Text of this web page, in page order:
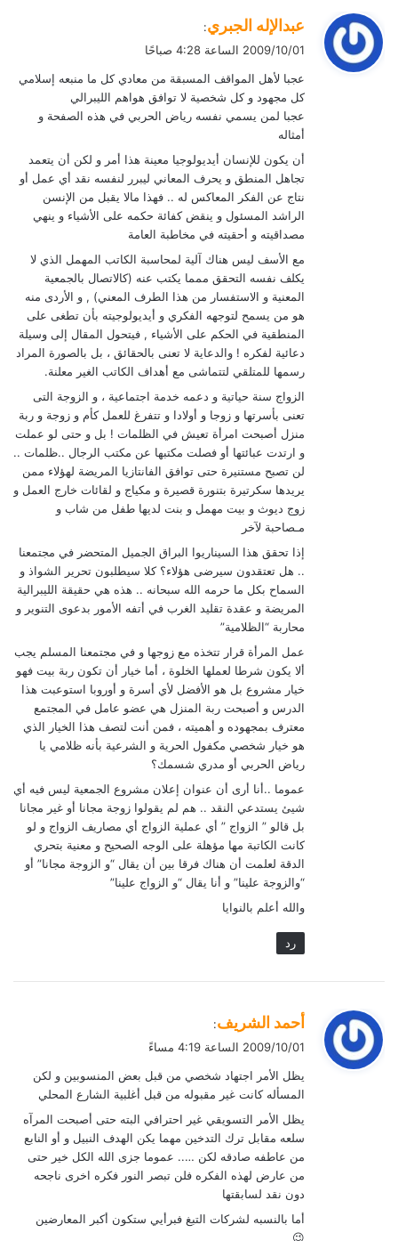
ي
ل
عبدالإله الجبري:
2009/10/01 الساعة 4:28 صباحًا
عجبا لأهل المواقف المسبقة من معادي كل ما منبعه إسلامي
كل مجهود و كل شخصية لا توافق هواهم الليبرالي
عجبا لمن يسمي نفسه رياض الحربي في هذه الصفحة و
أمثاله
أن يكون للإنسان أيديولوجيا معينة هذا أمر و لكن أن يتعمد
تجاهل المنطق و يحرف المعاني ليبرر لنفسه نقد أي عمل أو
نتاج عن الفكر المعاكس له .. فهذا مالا يقبل من الإنسن
الراشد المسئول و ينقض كفائة حكمه على الأشياء و ينهي
مصداقيته و أحقيته في مخاطبة العامة
مع الأسف ليس هناك آلية لمحاسبة الكاتب المهمل الذي لا
يكلف نفسه التحقق ممما يكتب عنه (كالاتصال بالجمعية
المعنية و الاستفسار من هذا الطرف المعني) , و الأردى منه
هو من يسمح لتوجهه الفكري و أيديولوجيته بأن تطغى على
المنطقية في الحكم على الأشياء , فيتحول المقال إلى وسيلة
دعائية لفكره ! والدعاية لا تعنى بالحقائق ، بل بالصورة المراد
رسمها للمتلقي لتتماشى مع أهداف الكاتب الغير معلنة.
الزواج سنة حياتية و دعمه خدمة اجتماعية ، و الزوجة التى
تعنى بأسرتها و زوجا و أولادا و تتفرغ للعمل كأم و زوجة و ربة
منزل أصبحت امرأة تعيش في الظلمات ! بل و حتى لو عملت
و ارتدت عبائتها أو فصلت مكتبها عن مكتب الرجال ..ظلمات ..
لن تصبح مستنيرة حتى توافق الفانتازيا المريضة لهؤلاء ممن
يريدها سكرتيرة بتنورة قصيرة و مكياج و لقائات خارج العمل و
زوج ديوث و بيت مهمل و بنت لديها طفل من شاب و
مـصاحبة لآخر
إذا تحقق هذا السيناريوا البراق الجميل المتحضر في مجتمعنا
.. هل تعتقدون سيرضى هؤلاء؟ كلا سيطلبون تحرير الشواذ و
السماح بكل ما حرمه الله سبحانه .. هذه هي حقيقة الليبرالية
المريضة و عقدة تقليد الغرب في أتفه الأمور بدعوى التنوير و
محاربة “الظلامية”
عمل المرأة قرار تتخذه مع زوجها و في مجتمعنا المسلم يجب
ألا يكون شرطا لعملها الخلوة ، أما خيار أن تكون ربة بيت فهو
خيار مشروع بل هو الأفضل لأي أسرة و أوروبا استوعبت هذا
الدرس و أصبحت ربة المنزل هي عضو عامل في المجتمع
معترف بمجهوده و أهميته ، فمن أنت لتصف هذا الخيار الذي
هو خيار شخصي مكفول الحرية و الشرعية بأنه ظلامي يا
رياض الحربي أو مدري شسمك؟
عموما ..أنا أرى أن عنوان إعلان مشروع الجمعية ليس فيه أي
شيئ يستدعي النقد .. هم لم يقولوا زوجة مجانا أو غير مجانا
بل قالو ” الزواج ” أي عملية الزواج أي مصاريف الزواج و لو
كانت الكاتبة مها مؤهلة على الوجه الصحيح و معنية بتحري
الدقة لعلمت أن هناك فرقا بين أن يقال “و الزوجة مجانا” أو
“والزوجة علينا” و أنا يقال “و الزواج علينا”
والله أعلم بالنوايا
رد
ي
ل
أحمد الشريف:
2009/10/01 الساعة 4:19 مساءً
يظل الأمر اجتهاد شخصي من قبل بعض المنسوبين و لكن
المسأله كانت غير مقبوله من قبل أغلبية الشارع المحلي
يظل الأمر التسويقي غير احترافي البته حتى أصبحت المرآه
سلعه مقابل ترك التدخين مهما يكن الهدف النبيل و أو النابع
من عاطفه صادقه لكن ….. عموما جزى الله الكل خير حتى
من عارض لهذه الفكره فلن تبصر النور فكره اخرى ناجحه
دون نقد لسابقتها
أما بالنسبه لشركات التبغ فبرأيي ستكون أكبر المعارضين
😉